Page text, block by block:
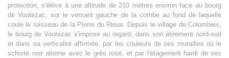
protection, s'élève à une altitude de 210 mètres environ face au bourg
de Voutezac, sur le versant gauche de la combe au fond de laquelle
coule le ruisseau de la Pierre du Rieux. Depuis le village de Colombeix,
le bourg de Voutezac s'impose au regard, dans son étirement nord-sud
et dans sa verticalité affirmée, par les couleurs de ses murailles où le
schiste noir alterne avec le grès rosé, et par l'étagement hardi de ses